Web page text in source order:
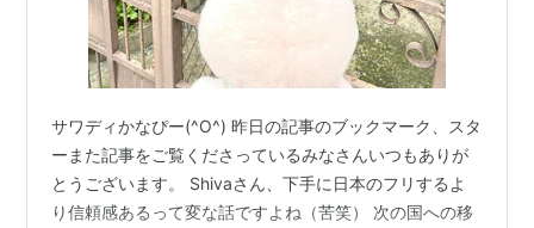
サワディかなぴー(^O^) 昨日の記事のブックマーク、スタ
ーまた記事をご覧くださっているみなさんいつもありが
とうございます。 Shivaさん、下手に日本のフリするよ
り信頼感あるって変な話ですよね（苦笑） 次の国への移